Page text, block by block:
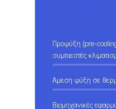
Προψύξη (pre-
συμπιεστές
Άμεση ψύξη σε
Βιομηχανικές